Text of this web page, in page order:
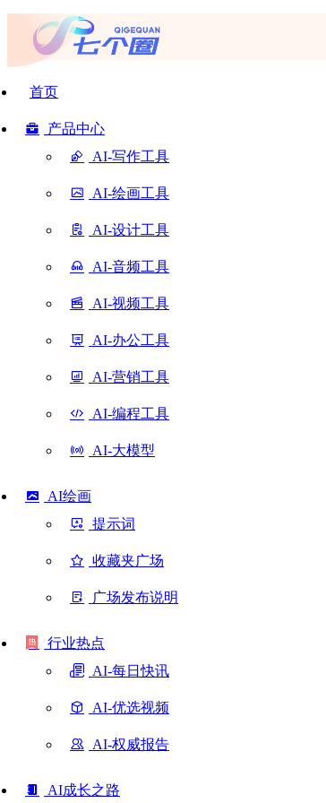
首页
产品中心
AI-写作工具
AI-绘画工具
AI-设计工具
AI-音频工具
AI-视频工具
AI-办公工具
AI-营销工具
AI-编程工具
AI-大模型
AI绘画
提示词
收藏夹广场
广场发布说明
行业热点
AI-每日快讯
AI-优选视频
AI-权威报告
AI成长之路